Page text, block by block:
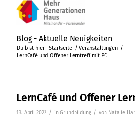
Blog - Aktuelle Neuigkeiten
Du bist hier: Startseite / Veranstaltungen /
LernCafé und Offener Lerntreff mit PC
LernCafé und Offener
13. April 2022 / in Grundbildung / von Natalie